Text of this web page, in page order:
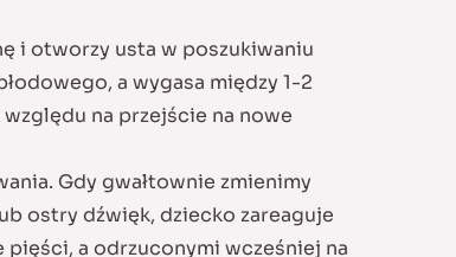
i otworzy usta w poszukiwaniu
a wygasa między 1-2
na przejście na nowe
Gdy gwałtownie zmienimy
ostry dźwięk, dziecko zareaguje
pięści, a odrzuconymi wcześniej na